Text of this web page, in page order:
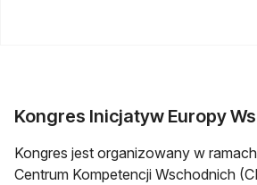
Kongres Inicjatyw Europy
Kongres jest organizowany w
Centrum Kompetencji Wschodnich